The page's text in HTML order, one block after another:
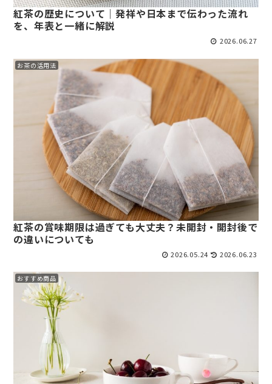
紅茶の歴史について｜発祥や日本まで伝わった流れ
を、年表と一緒に解説
2026.06.27
お茶の活用法
紅茶の賞味期限は過ぎても大丈夫？未開封・開封後で
の違いについても
2026.05.24 2026.06.23
おすすめ商品